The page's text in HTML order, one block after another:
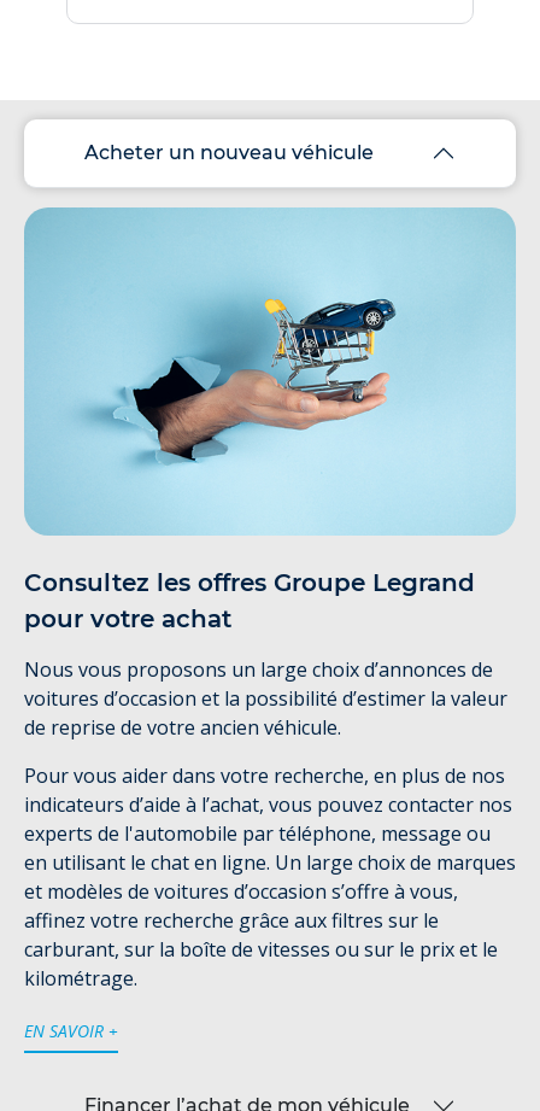
Acheter un nouveau véhicule
Consultez les offres Groupe Legrand
pour votre achat
Nous vous proposons un large choix d’annonces de
voitures d’occasion et la possibilité d’estimer la valeur
de reprise de votre ancien véhicule.
Pour vous aider dans votre recherche, en plus de nos
indicateurs d’aide à l’achat, vous pouvez contacter nos
experts de l'automobile par téléphone, message ou
en utilisant le chat en ligne. Un large choix de marques
et modèles de voitures d’occasion s’offre à vous,
affinez votre recherche grâce aux filtres sur le
carburant, sur la boîte de vitesses ou sur le prix et le
kilométrage.
EN SAVOIR +
Financer l’achat de mon véhicule